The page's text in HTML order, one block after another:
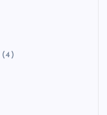
(4)